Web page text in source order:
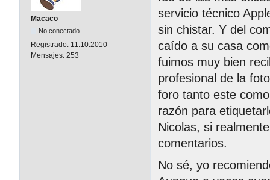
Macaco
No conectado
Registrado: 11.10.2010
Mensajes: 253
servicio técnico
sin chistar. Y del
caído a su casa
fuimos muy bien
profesional de la
foro tanto este
razón para
Nicolas, si
comentarios.
No sé, yo